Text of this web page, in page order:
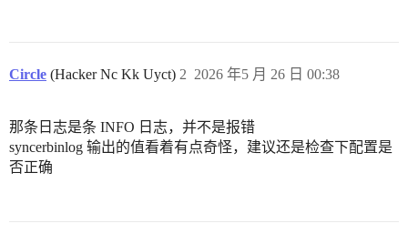
Circle (Hacker Nc Kk Uyct) 2026 年5 月 26 日 00:38
2
那条日志是条 INFO 日志，并不是报错
syncerbinlog 输出的值看着有点奇怪，建议还是检查下配置是
否正确